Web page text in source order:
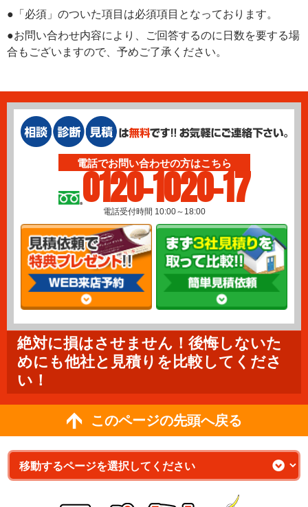
●「必須」のついた項目は必須項目となっております。
●お問い合わせ内容により、ご回答するのに日数を要する場
合もございますので、予めご了承ください。
電話でお問い合わせの方はこちら
0120-1020-17
電話受付時間 10:00～18:00
絶対に損はさせません！後悔しないた
めにも他社と見積りを比較してくださ
い！
このページの先頭へ戻る